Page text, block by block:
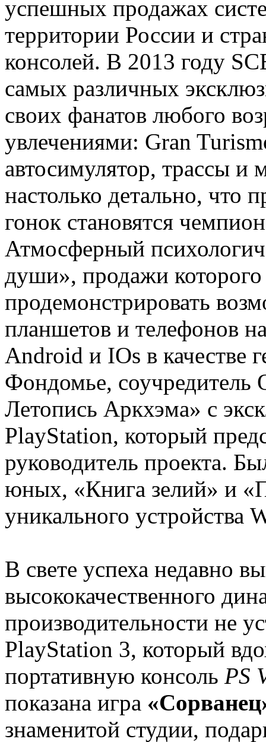
успешных продажах
территории России и
консолей. В 2013 году
самых различных
своих фанатов любого
увлечениями: Gran
автосимулятор, трассы и
настолько детально, что
гонок становятся
Атмосферный
души», продажи
продемонстрировать
планшетов и телефонов
Android и IOs в качестве
Фондомье, соучредитель
Летопись Аркхэма» с
PlayStation, который
руководитель проекта.
юных, «Книга зелий» и
уникального устройства
В свете успеха недавно
высококачественного
производительности не
PlayStation 3, который
портативную консоль PS
показана игра
знаменитой студии,